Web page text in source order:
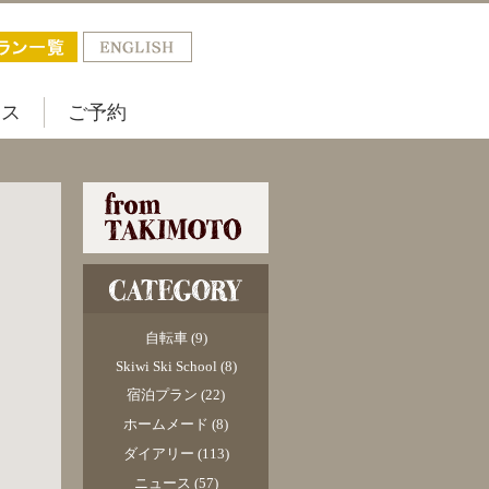
ご予約
自転車(9)
Skiwi Ski School (8)
宿泊プラン (22)
ホームメード (8)
ダイアリー (113)
ニュース (57)